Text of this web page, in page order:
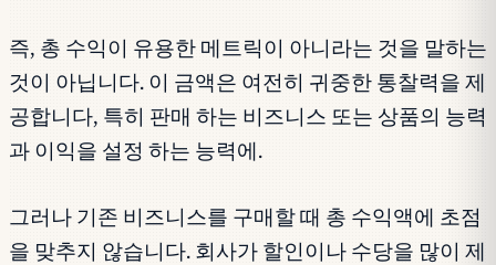
즉, 총 수익이 유용한 메트릭이 아니라는 것을 말하는
것이 아닙니다. 이 금액은 여전히 귀중한 통찰력을 제
공합니다, 특히 판매 하는 비즈니스 또는 상품의 능력
과 이익을 설정 하는 능력에.
그러나 기존 비즈니스를 구매할 때 총 수익액에 초점
을 맞추지 않습니다. 회사가 할인이나 수당을 많이 제